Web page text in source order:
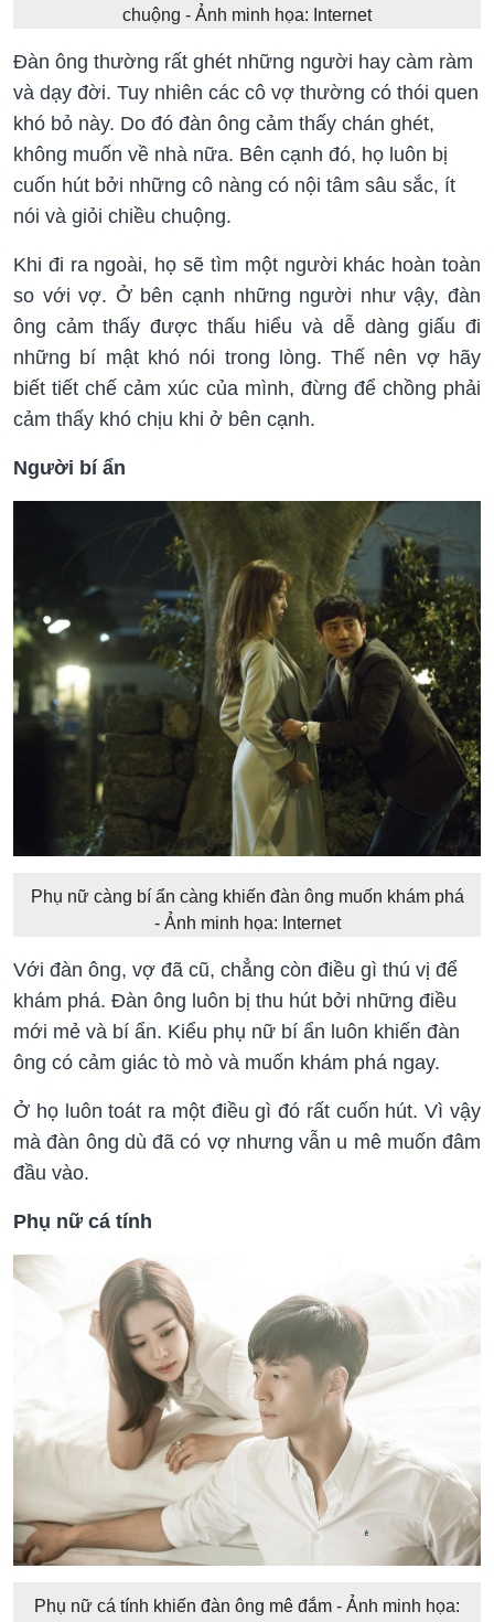
chuộng - Ảnh minh họa: Internet
Đàn ông thường rất ghét những người hay càm ràm
và dạy đời. Tuy nhiên các cô vợ thường có thói quen
khó bỏ này. Do đó đàn ông cảm thấy chán ghét,
không muốn về nhà nữa. Bên cạnh đó, họ luôn bị
cuốn hút bởi những cô nàng có nội tâm sâu sắc, ít
nói và giỏi chiều chuộng.
Khi đi ra ngoài, họ sẽ tìm một người khác hoàn toàn
so với vợ. Ở bên cạnh những người như vậy, đàn
ông cảm thấy được thấu hiểu và dễ dàng giấu đi
những bí mật khó nói trong lòng. Thế nên vợ hãy
biết tiết chế cảm xúc của mình, đừng để chồng phải
cảm thấy khó chịu khi ở bên cạnh.
Người bí ẩn
Phụ nữ càng bí ẩn càng khiến đàn ông muốn khám phá
- Ảnh minh họa: Internet
Với đàn ông, vợ đã cũ, chẳng còn điều gì thú vị để
khám phá. Đàn ông luôn bị thu hút bởi những điều
mới mẻ và bí ẩn. Kiểu phụ nữ bí ẩn luôn khiến đàn
ông có cảm giác tò mò và muốn khám phá ngay.
Ở họ luôn toát ra một điều gì đó rất cuốn hút. Vì vậy
mà đàn ông dù đã có vợ nhưng vẫn u mê muốn đâm
đầu vào.
Phụ nữ cá tính
Phụ nữ cá tính khiến đàn ông mê đắm - Ảnh minh họa: